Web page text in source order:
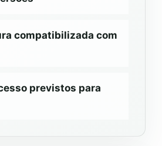
compatibilizada com
previstos para